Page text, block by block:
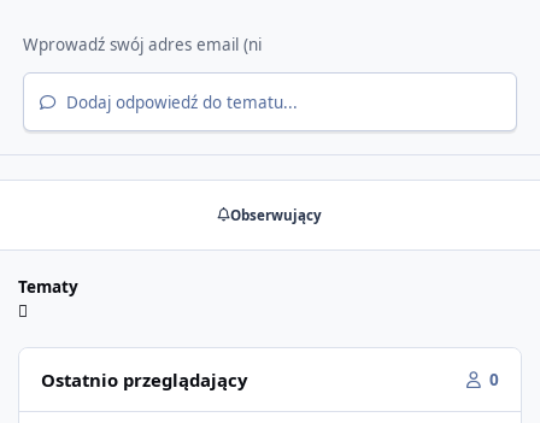
Dodaj odpowiedź do tematu...
Obserwujący
Tematy
Ostatnio przeglądający 0